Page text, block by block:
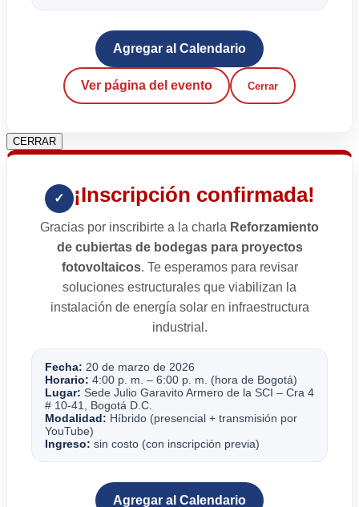
Agregar al Calendario
Ver página del evento Cerrar
CERRAR
✓ ¡Inscripción confirmada!
Gracias por inscribirte a la charla Reforzamiento
de cubiertas de bodegas para proyectos
fotovoltaicos. Te esperamos para revisar
soluciones estructurales que viabilizan la
instalación de energía solar en infraestructura
industrial.
Fecha: 20 de marzo de 2026
Horario: 4:00 p. m. – 6:00 p. m. (hora de Bogotá)
Lugar: Sede Julio Garavito Armero de la SCI – Cra 4
# 10-41, Bogotá D.C.
Modalidad: Híbrido (presencial + transmisión por
YouTube)
Ingreso: sin costo (con inscripción previa)
Agregar al Calendario